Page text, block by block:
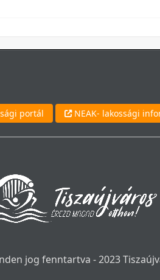
portál NEAK- lakossági
jog fenntartva - 2023